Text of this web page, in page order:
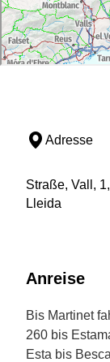
Adresse
Straße, Vall,
Lleida
Anreise
Bis Martinet
260 bis
Esta bis